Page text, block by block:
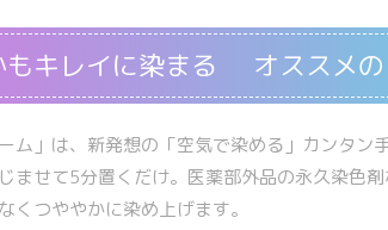
もキレイに染まる オススメの
ム」は、新発想の「空気で染める」カンタ
ませて5分置くだけ。医薬部外品の永久染色
くつややかに染め上げます。